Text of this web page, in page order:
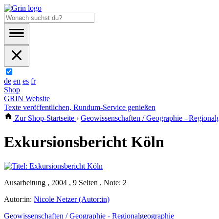
de en es fr
Shop
GRIN Website
Texte veröffentlichen, Rundum-Service genießen
Zur Shop-Startseite › Geowissenschaften / Geographie -
Exkursionsbericht Köln
Ausarbeitung , 2004 , 9 Seiten , Note: 2
Autor:in: Nicole Netzer (Autor:in)
Geowissenschaften / Geographie - Regionalgeographie